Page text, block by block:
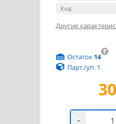
Код:
Другие
30
?
Остаток 14
Парт./уп. 1
-